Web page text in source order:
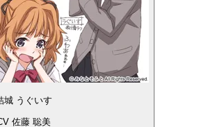
城 うぐいす
佐藤 聡美